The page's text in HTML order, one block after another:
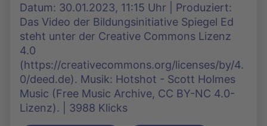
Datum: 30.01.2023, 11:15 Uhr | Produziert:
Das Video der Bildungsinitiative Spiegel Ed
steht unter der Creative Commons Lizenz
4.0
(https://creativecommons.org/licenses/by/4.
0/deed.de). Musik: Hotshot - Scott Holmes
Music (Free Music Archive, CC BY-NC 4.0-
Lizenz). | 3988 Klicks